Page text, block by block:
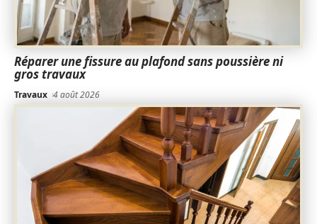
Réparer une fissure au plafond sans poussière ni
gros travaux
Travaux 4 août 2026